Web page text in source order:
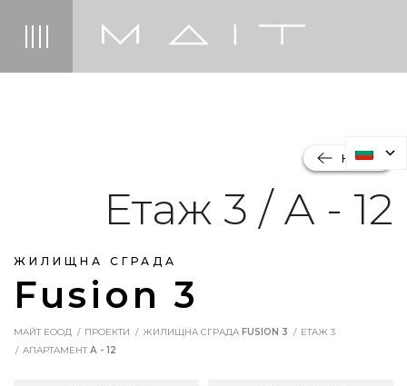
ЖИЛИЩНА СГРАДА
Fusion 3
НАЗАД
Етаж 3 / А - 12
МАЙТ ЕООД ПРОЕКТИ ЖИЛИЩНА СГРАДА FUSION 3
ЕТАЖ 3
АПАРТАМЕНТА - 12